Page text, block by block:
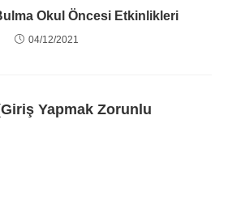
Okul Öncesi Etkinlikleri
04/12/2021
Yapmak Zorunlu